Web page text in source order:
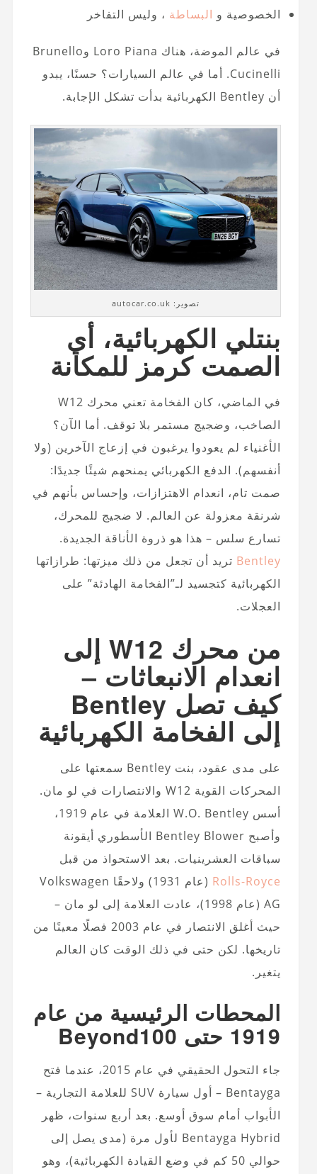
الخصوصية و البساطة ، وليس التفاخر
في عالم الموضة، هناك Loro Piana وBrunello
Cucinelli. أما في عالم السيارات؟ حسنًا، يبدو
أن Bentley الكهربائية بدأت تشكل الإجابة.
تصوير: autocar.co.uk
بنتلي الكهربائية، أي
الصمت كرمز للمكانة
في الماضي، كان الفخامة تعني محرك W12
الصاخب، وضجيج مستمر بلا توقف. أما الآن؟
الأغنياء لم يعودوا يرغبون في إزعاج الآخرين (ولا
أنفسهم). الدفع الكهربائي يمنحهم شيئًا جديدًا:
صمت تام، انعدام الاهتزازات، وإحساس بأنهم في
شرنقة معزولة عن العالم. لا ضجيج للمحرك،
تسارع سلس – هذا هو ذروة الأناقة الجديدة.
Bentley تريد أن تجعل من ذلك ميزتها: طرازاتها
الكهربائية كتجسيد لـ”الفخامة الهادئة” على
العجلات.
من محرك W12 إلى
انعدام الانبعاثات –
كيف تصل Bentley
إلى الفخامة الكهربائية
على مدى عقود، بنت Bentley سمعتها على
المحركات القوية W12 والانتصارات في لو مان.
أسس W.O. Bentley العلامة في عام 1919،
وأصبح Bentley Blower الأسطوري أيقونة
سباقات العشرينيات. بعد الاستحواذ من قبل
Rolls-Royce
(عام 1931) ولاحقًا Volkswagen
AG (عام 1998)، عادت العلامة إلى لو مان –
حيث أغلق الانتصار في عام 2003 فصلًا معينًا من
تاريخها. لكن حتى في ذلك الوقت كان العالم
يتغير.
المحطات الرئيسية من عام
1919 حتى Beyond100
جاء التحول الحقيقي في عام 2015، عندما فتح
Bentayga – أول سيارة SUV للعلامة التجارية –
الأبواب أمام سوق أوسع. بعد أربع سنوات، ظهر
Bentayga Hybrid لأول مرة (مدى يصل إلى
حوالي 50 كم في وضع القيادة الكهربائية)، وهو